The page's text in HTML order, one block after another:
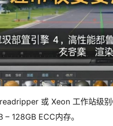
或 Xeon 工作站级别
– 128GB ECC内存。